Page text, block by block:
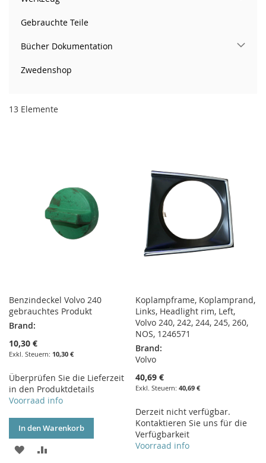
13 Elemente
Benzindeckel Volvo 240
gebrauchtes Produkt
Brand:
10,30 €
10,30 €
Überprüfen Sie die Lieferzeit
in den Produktdetails
Voorraad info
In den Warenkorb
ZUR
Koplampframe, Koplamprand,
Links, Headlight rim, Left,
Volvo 240, 242, 244, 245, 260,
NOS, 1246571
Brand:
Volvo
40,69 €
40,69 €
Derzeit nicht verfügbar.
Kontaktieren Sie uns für die
Verfügbarkeit
Voorraad info
Gebrauchte Teile
Bücher Dokumentation
Zwedenshop